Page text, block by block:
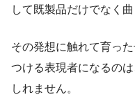
して既製品だけでなく曲
その発想に触れて育っ
つける表現者になるの
しれません。